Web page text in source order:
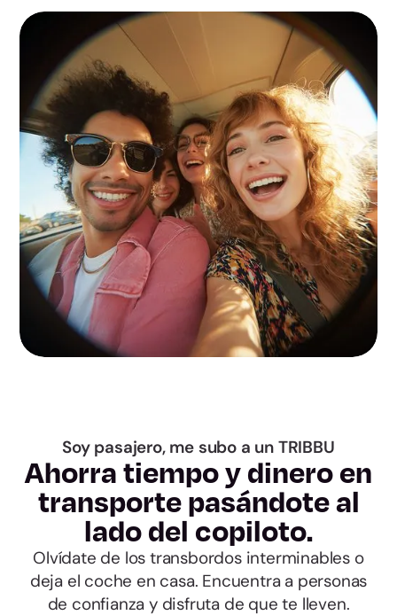
Zamora
Albacete
Ciudad Real
Cuenca
Guadalajara
Toledo
Barcelona
Lleida
Tarragona
Alicante
Castellón
Soy pasajero, me subo a un TRIBBU
Ahorra tiempo y dinero en
transporte pasándote al
lado del copiloto.
Olvídate de los transbordos interminables o
deja el coche en casa. Encuentra a personas
de confianza y disfruta de que te lleven.